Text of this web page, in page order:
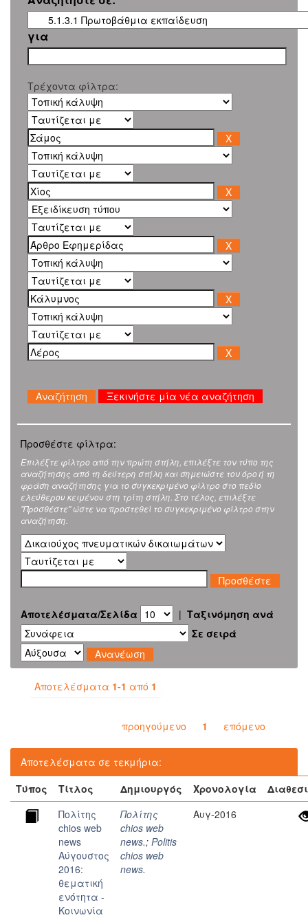
για
Τρέχοντα φίλτρα:
Ξεκινήστε μία νέα αναζήτηση
Προσθέστε φίλτρα:
Επιλέξτε φίλτρο από την πρώτη στήλη, επιλέξτε τον τύπο της
αναζήτησης από τη δεύτερη στήλη και σημειώστε τον όρο ή τη
φράση αναζήτησης για το συγκεκριμένο φίλτρο στο πεδίο
ελεύθερου κειμένου στη τρίτη στήλη. Στο τέλος, επιλέξτε
"Προσθέστε" ώστε να προστεθεί το συγκεκριμένο φίλτρο στην
αναζήτηση.
Αποτελέσματα/Σελίδα | Ταξινόμηση ανά
Σε σειρά
Αποτελέσματα 1-1 από 1
προηγούμενο 1 επόμενο
Αποτελέσματα σε τεκμήρια:
Τύπος
Τίτλος Δημιουργός Χρονολογία
Πολίτης
chios web
news
Αύγουστος
2016:
θεματική
ενότητα -
Κοινωνία
Πολίτης
chios web
news.; Politis
chios web
news.
Αυγ-2016